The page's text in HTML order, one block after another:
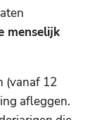
menselijk
(vanaf 12
afleggen.